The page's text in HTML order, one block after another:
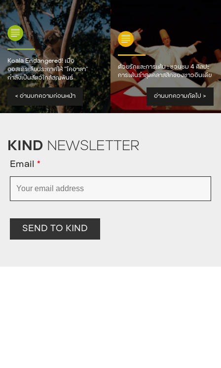
Koala Endangered! เมื่อ
ออสเตรเลียประกาศให้ “โคอาลา”
กำลังเป็นสัตว์ใกล้สูญพันธุ์
< อ่านบทความก่อนหน้า
ด้วยรักและการเต้น : ชวนชม 4 ศิลปะ
การเต้นรำสุดคลาสสิกของชาวอินเดีย
อ่านบทความถัดไป >
KIND NEWSLETTER
Email *